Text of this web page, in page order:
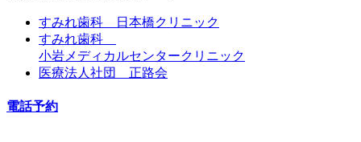
すみれ歯科 日本橋クリニック
すみれ歯科
小岩メディカルセンタークリニック
医療法人社団 正路会
電話予約